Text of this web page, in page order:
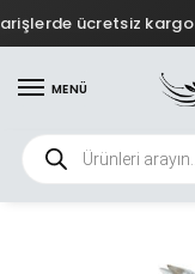
ücretsiz kargo
MENÜ